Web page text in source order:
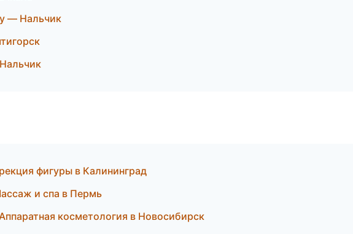
— Нальчик
фигуры в Калининград
и спа в Пермь
косметология в Новосибирск